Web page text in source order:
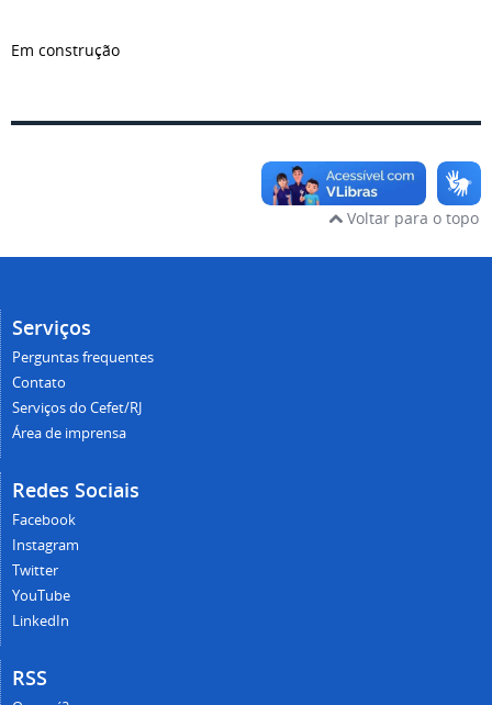
Em construção
Voltar para o topo
Serviços
Perguntas frequentes
Contato
Serviços do Cefet/RJ
Área de imprensa
Redes Sociais
Facebook
Instagram
Twitter
YouTube
LinkedIn
RSS